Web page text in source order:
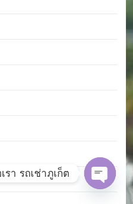
รา รถเช่าภูเก็ต
Open